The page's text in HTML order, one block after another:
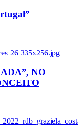
26-335x256.jpg
NO